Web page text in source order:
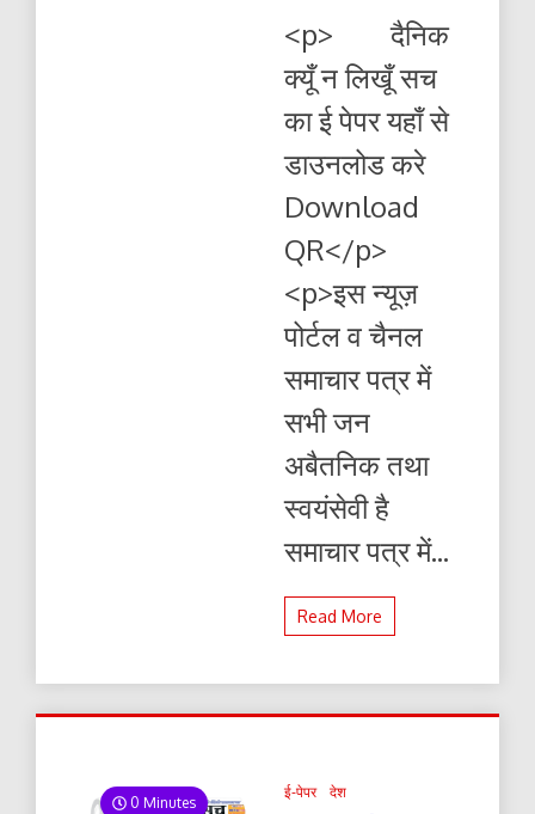
सच
04.08.2026
ई-
पेपर
यहाँ
पढ़ें
डाउनलोड
करे
<p> दैनिक
क्यूँ न लिखूँ सच
का ई पेपर यहाँ से
डाउनलोड करे
Download
QR</p>
<p>इस न्यूज़
पोर्टल व चैनल
समाचार पत्र में
सभी जन
अबैतनिक तथा
स्वयंसेवी है
समाचार पत्र में...
Read More
0 Minutes
ई-पेपर देश